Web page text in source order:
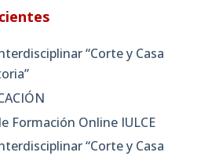
“Corte y Casa
Formación Online IULCE
“Corte y Casa